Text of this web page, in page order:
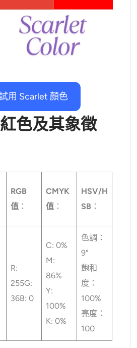
用 Scarlet 顏色
色及其象徵
RGB
值 ：
CMYK
值 ：
HSV/H
SB ：
R:
255G:
36B: 0
C: 0%
M:
86%
Y:
100%
K: 0%
色調：
9°
飽和
度：
100%
亮度：
100